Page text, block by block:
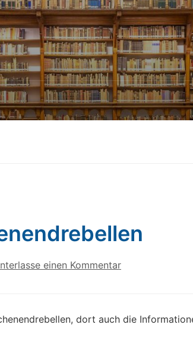
einen Kommentar
dort auch die